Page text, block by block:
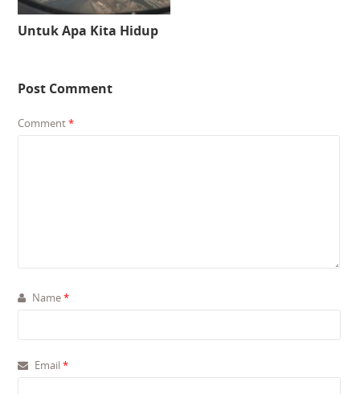
Untuk Apa Kita Hidup
Post Comment
Comment*
Name*
Email*